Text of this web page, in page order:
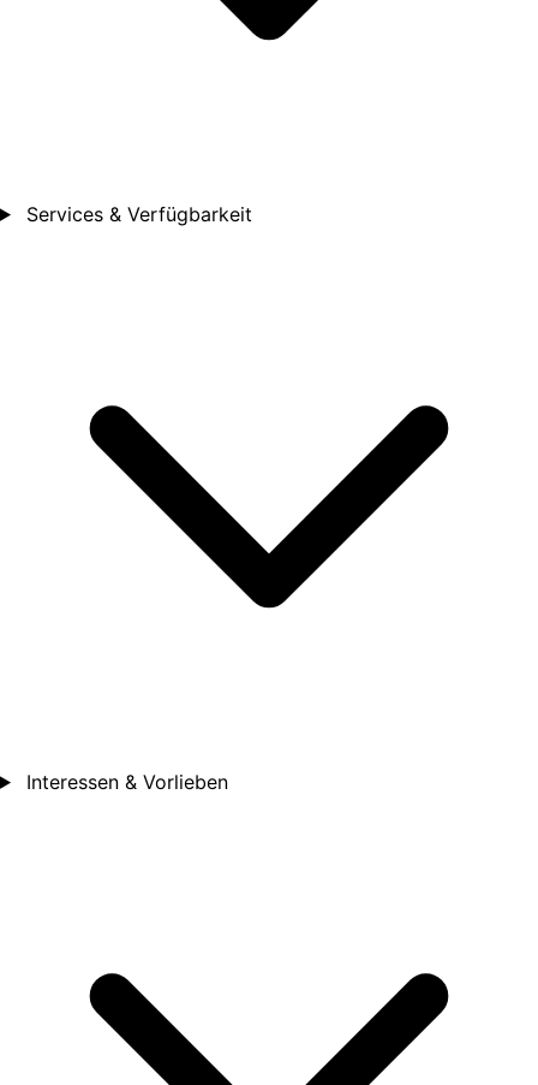
Services & Verfügbarkeit
Interessen & Vorlieben